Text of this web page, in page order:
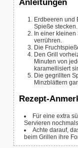
Anleitungen
Erdbeeren und
Spieße stecken.
In einer kleinen
verrühren.
Die
Den Grill
Minuten von
karamellisiert
Die gegrillten
Minzblättern
Rezept-
Für eine extra
Servieren
Achte darauf,
beim Grillen ihre